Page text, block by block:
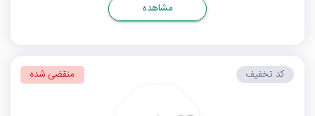
مشاهده
کد تخفیف منقضی شده